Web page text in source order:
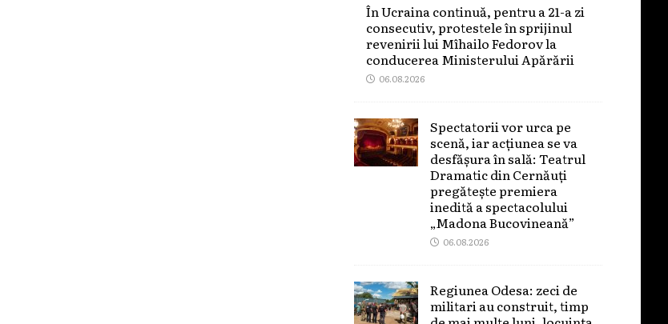
În Ucraina continuă, pentru a 21-a zi
consecutiv, protestele în sprijinul
revenirii lui Mîhailo Fedorov la
conducerea Ministerului Apărării
06.08.2026
Spectatorii vor urca pe
scenă, iar acțiunea se va
desfășura în sală: Teatrul
Dramatic din Cernăuți
pregătește premiera
inedită a spectacolului
„Madona Bucovineană”
06.08.2026
Regiunea Odesa: zeci de
militari au construit, timp